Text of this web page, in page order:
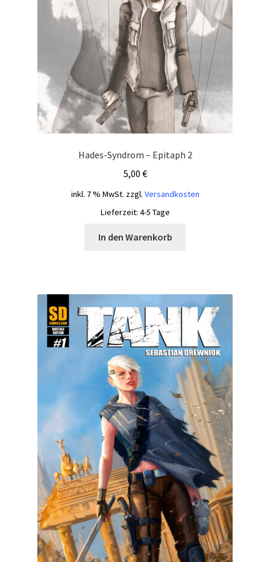
Hades-Syndrom – Epitaph 2
5,00 €
inkl. 7 % MwSt. zzgl. Versandkosten
Lieferzeit: 4-5 Tage
In den Warenkorb